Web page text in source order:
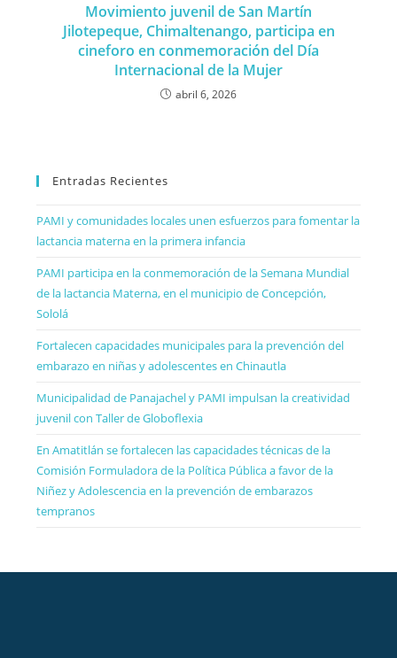
Movimiento juvenil de San Martín
Jilotepeque, Chimaltenango, participa en
cineforo en conmemoración del Día
Internacional de la Mujer
abril 6, 2026
Entradas Recientes
PAMI y comunidades locales unen esfuerzos para fomentar la
lactancia materna en la primera infancia
PAMI participa en la conmemoración de la Semana Mundial
de la lactancia Materna, en el municipio de Concepción,
Sololá
Fortalecen capacidades municipales para la prevención del
embarazo en niñas y adolescentes en Chinautla
Municipalidad de Panajachel y PAMI impulsan la creatividad
juvenil con Taller de Globoflexia
En Amatitlán se fortalecen las capacidades técnicas de la
Comisión Formuladora de la Política Pública a favor de la
Niñez y Adolescencia en la prevención de embarazos
tempranos